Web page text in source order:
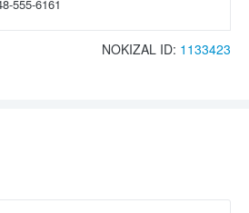
555-6161
NOKIZAL ID: 1133423